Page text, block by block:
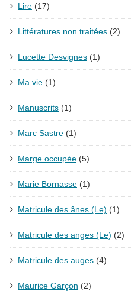
Lire (17)
Littératures non traitées (2)
Lucette Desvignes (1)
Ma vie (1)
Manuscrits (1)
Marc Sastre (1)
Marge occupée (5)
Marie Bornasse (1)
Matricule des ânes (Le) (1)
Matricule des anges (Le) (2)
Matricule des auges (4)
Maurice Garçon (2)